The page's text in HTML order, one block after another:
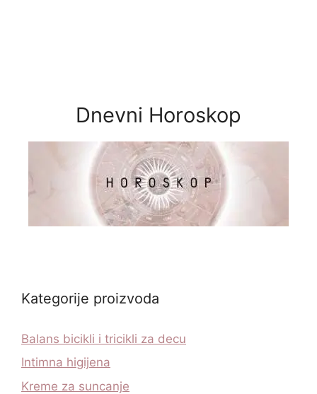
Dnevni Horoskop
Kategorije proizvoda
Balans bicikli i tricikli za decu
Intimna higijena
Kreme za suncanje